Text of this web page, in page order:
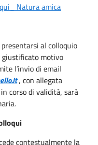
Natura amica
al colloquio
giustificato motivo
l’invio di email
, con allegata
corso di validità, sarà
contestualmente la